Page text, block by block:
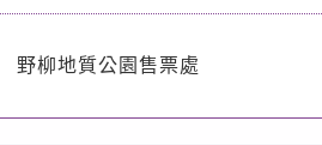
野柳地質公園售票處